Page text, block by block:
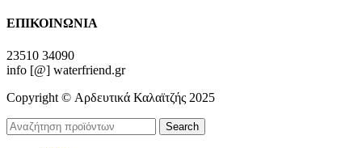
ΕΠΙΚΟΙΝΩΝΙΑ
23510 34090
info [@] waterfriend.gr
Copyright © Αρδευτικά Καλαϊτζής 2025
Search